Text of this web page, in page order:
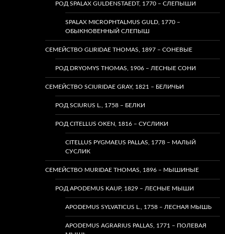
РОД SPALAX GULDENSTAEDT, 1770 – СЛЕПЫШИ
SPALAX MICROPHTALMUS GULD, 1770 –
ОБЫКНОВЕННЫЙ СЛЕПЫШ
СЕМЕЙСТВО GLIRIDAE THOMAS, 1897 – СОНЕВЫЕ
РОД DRYOMYS THOMAS, 1906 – ЛЕСНЫЕ СОНИ
СЕМЕЙСТВО SCIURIDAE GRAY, 1821 – БЕЛИЧЬИ
РОД SCIURUS L., 1758 – БЕЛКИ
РОД CITELLUS OKEN, 1816 – СУСЛИКИ
CITELLUS PYGMAEUS PALLAS, 1778 – МАЛЫЙ
СУСЛИК
СЕМЕЙСТВО MURIDAE THOMAS, 1896 – МЫШИНЫЕ
РОД APODEMUS KAUP, 1829 – ЛЕСНЫЕ МЫШИ
APODEMUS SYLVATICUS L., 1758 – ЛЕСНАЯ МЫШЬ
APODEMUS AGRARIUS PALLAS, 1771 – ПОЛЕВАЯ